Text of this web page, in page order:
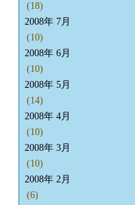
(18)
2008年 7月
(10)
2008年 6月
(10)
2008年 5月
(14)
2008年 4月
(10)
2008年 3月
(10)
2008年 2月
(6)